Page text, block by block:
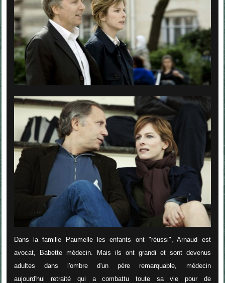
Dans la famille Paumelle les enfants ont "réussi", Arnaud est
avocat, Babette médecin. Mais ils ont grandi et sont devenus
adultes dans l'ombre d'un père remarquable, médecin
aujourd'hui retraité qui a combattu toute sa vie pour de